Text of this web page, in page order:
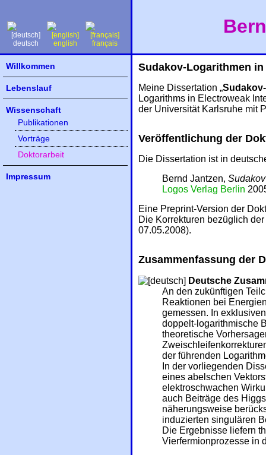
deutsch english français
Willkommen
Lebenslauf
Wissenschaft
Publikationen
Vorträge
Doktorarbeit
Impressum
Sudakov-Logarithmen
Meine Dissertation „
Logarithms in Electroweak
der Universität Karlsruhe mit
Veröffentlichung der
Die Dissertation ist in
Bernd Jantzen,
Logos Verlag Berlin
Eine Preprint-Version der
Die Korrekturen bezüglich
07.05.2008).
Zusammenfassung der
Deutsche
An den zukünftigen
Reaktionen bei
gemessen. In
doppelt-logarithmische
theoretische
der führenden
In der vorliegenden
eines abelschen
elektroschwachen
auch Beiträge des
näherungsweise
induzierten singulären
Die Ergebnisse liefern
Vierfermionprozesse in